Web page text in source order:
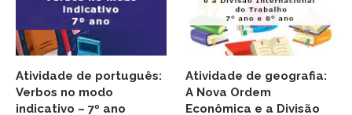
Atividade de português:
Verbos no modo
indicativo – 7º ano
Atividade de geografia:
A Nova Ordem
Econômica e a Divisão